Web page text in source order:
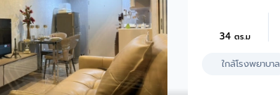
34ตร.ม
ใกล้โรงพยาบาล